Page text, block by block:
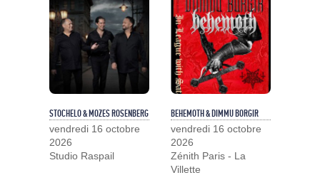
STOCHELO & MOZES ROSENBERG
vendredi 16 octobre
2026
Studio Raspail
BEHEMOTH & DIMMU BORGIR
vendredi 16 octobre
2026
Zénith Paris - La
Villette